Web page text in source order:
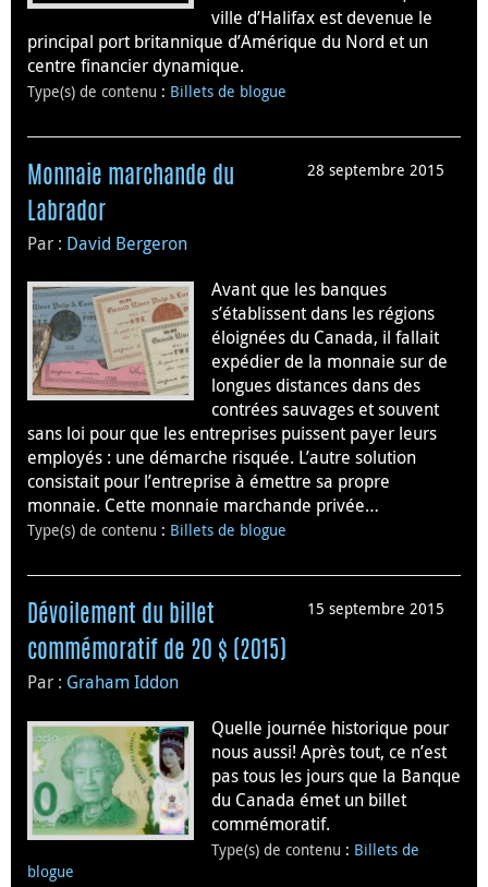
ville d’Halifax est devenue le
principal port britannique d’Amérique du Nord et un
centre financier dynamique.
Type(s) de contenu : Billets de blogue
28 septembre 2015
Monnaie marchande du
Labrador
Par : David Bergeron
Avant que les banques
s’établissent dans les régions
éloignées du Canada, il fallait
expédier de la monnaie sur de
longues distances dans des
contrées sauvages et souvent
sans loi pour que les entreprises puissent payer leurs
employés : une démarche risquée. L’autre solution
consistait pour l’entreprise à émettre sa propre
monnaie. Cette monnaie marchande privée…
Type(s) de contenu : Billets de blogue
15 septembre 2015
Dévoilement du billet
commémoratif de 20 $ (2015)
Par : Graham Iddon
Quelle journée historique pour
nous aussi! Après tout, ce n’est
pas tous les jours que la Banque
du Canada émet un billet
commémoratif.
Type(s) de contenu : Billets de
blogue